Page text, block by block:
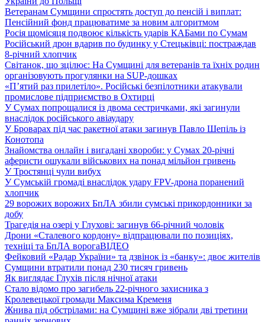
Ветеранам Сумщини спростять доступ до пенсій і виплат:
Пенсійний фонд працюватиме за новим алгоритмом
Росія щомісяця подвоює кількість ударів КАБами по Сумам
Російський дрон вдарив по будинку у Стецьківці: постраждав
8-річний хлопчик
Світанок, що зцілює: На Сумщині для ветеранів та їхніх родин
організовують прогулянки на SUP-дошках
«П’ятий раз прилетіло». Російські безпілотники атакували
промислове підприємство в Охтирці
У Сумах попрощалися із двома сестричками, які загинули
внаслідок російського авіаудару
У Броварах під час ракетної атаки загинув Павло Шепіль із
Конотопа
Знайомства онлайн і вигадані хвороби: у Сумах 20-річні
аферисти ошукали військових на понад мільйон гривень
У Тростянці чули вибух
У Сумській громаді внаслідок удару FPV-дрона поранений
хлопчик
29 ворожих ворожих БпЛА збили сумські прикордонники за
добу
Трагедія на озері у Глухові: загинув 66-річний чоловік
Дрони «Сталевого кордону» відпрацювали по позиціях,
техніці та БпЛА ворогаВІДЕО
Фейковий «Радар України» та дзвінок із «банку»: двоє жителів
Сумщини втратили понад 230 тисяч гривень
Як виглядає Глухів після нічної атаки
Стало відомо про загибель 22-річного захисника з
Кролевецької громади Максима Кременя
Жнива під обстрілами: на Сумщині вже зібрали дві третини